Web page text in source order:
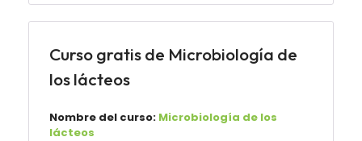
Curso gratis de Microbiología de
los lácteos
Nombre del curso: Microbiología de los
lácteos